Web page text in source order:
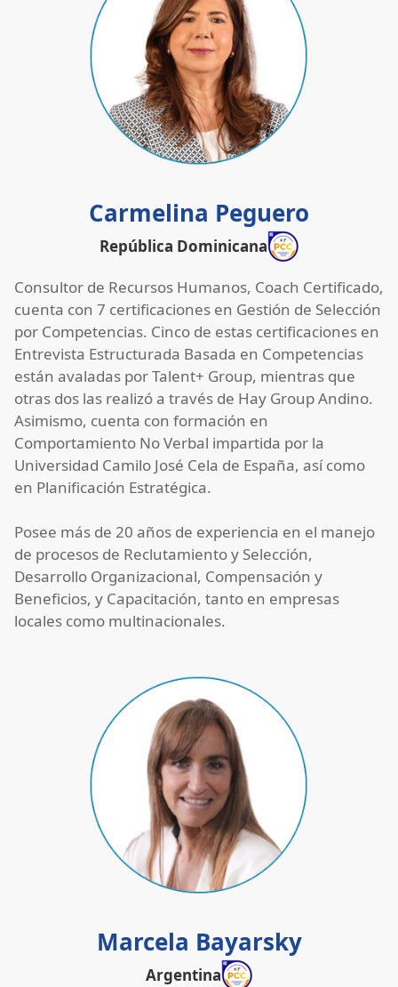
Carmelina Peguero
República Dominicana
Consultor de Recursos Humanos, Coach Certificado,
cuenta con 7 certificaciones en Gestión de Selección
por Competencias. Cinco de estas certificaciones en
Entrevista Estructurada Basada en Competencias
están avaladas por Talent+ Group, mientras que
otras dos las realizó a través de Hay Group Andino.
Asimismo, cuenta con formación en
Comportamiento No Verbal impartida por la
Universidad Camilo José Cela de España, así como
en Planificación Estratégica.
Posee más de 20 años de experiencia en el manejo
de procesos de Reclutamiento y Selección,
Desarrollo Organizacional, Compensación y
Beneficios, y Capacitación, tanto en empresas
locales como multinacionales.
Marcela Bayarsky
Argentina